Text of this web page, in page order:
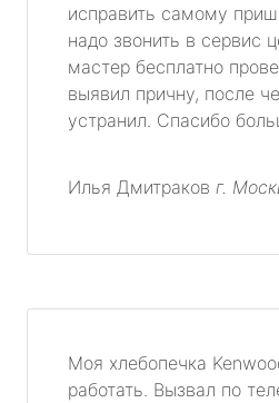
исправить самому
надо звонить в сервис
мастер бесплатно
выявил причну, после
устранил. Спасибо
Илья Дмитраков г.
Моя хлебопечка
работать. Вызвал по